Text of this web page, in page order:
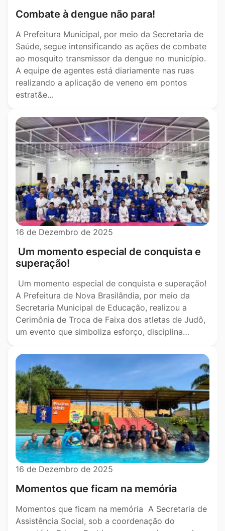
Combate à dengue não para!
A Prefeitura Municipal, por meio da Secretaria de
Saúde, segue intensificando as ações de combate
ao mosquito transmissor da dengue no município.
A equipe de agentes está diariamente nas ruas
realizando a aplicação de veneno em pontos
estrat&e…
16 de Dezembro de 2025
Um momento especial de conquista e
superação!
Um momento especial de conquista e superação!
A Prefeitura de Nova Brasilândia, por meio da
Secretaria Municipal de Educação, realizou a
Cerimônia de Troca de Faixa dos atletas de Judô,
um evento que simboliza esforço, disciplina…
16 de Dezembro de 2025
Momentos que ficam na memória
Momentos que ficam na memória A Secretaria de
Assistência Social, sob a coordenação do